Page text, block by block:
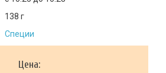
138 г
Специи
Цена: